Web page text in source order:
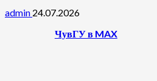
admin 24.07.2026
ЧувГУ в MAX